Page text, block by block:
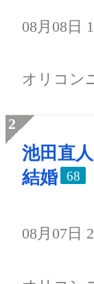
08月08日
オリコン
池田直
結婚
68
08月07日